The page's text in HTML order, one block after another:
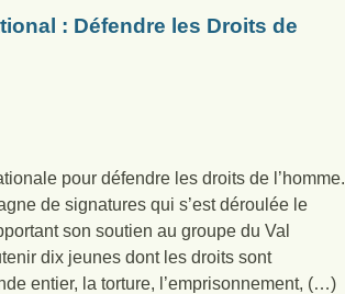
: Défendre les Droits de
pour défendre les droits de l’homme.
de signatures qui s’est déroulée le
son soutien au groupe du Val
dix jeunes dont les droits sont
entier, la torture, l’emprisonnement, (…)